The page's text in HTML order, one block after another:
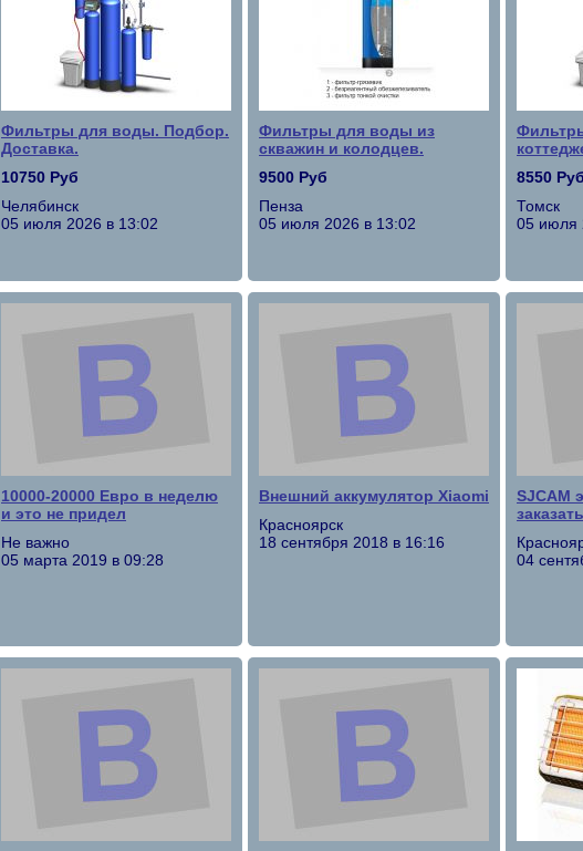
Фильтры для воды. Подбор.
Доставка.
10750 Руб
Челябинск
05 июля 2026 в 13:02
Фильтры для воды из
скважин и колодцев.
9500 Руб
Пенза
05 июля 2026 в 13:02
8550 Руб
Томск
05 июля
10000-20000 Евро в неделю
и это не придел
Не важно
05 марта 2019 в 09:28
Внешний аккумулятор Xiaomi
Красноярск
18 сентября 2018 в 16:16
SJCAM
04